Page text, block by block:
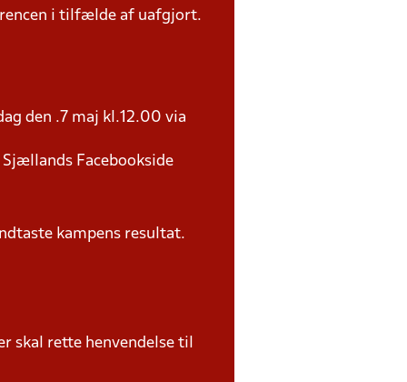
i tilfælde af uafgjort.
den .7 maj kl.12.00 via
Facebookside
kampens resultat.
skal rette henvendelse til